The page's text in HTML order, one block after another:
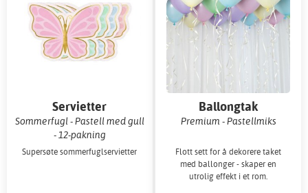
Servietter
Sommerfugl - Pastell med gull
- 12-pakning
Supersøte sommerfuglservietter
Ballongtak
Premium - Pastellmiks
Flott sett for å dekorere taket
med ballonger - skaper en
utrolig effekt i et rom.